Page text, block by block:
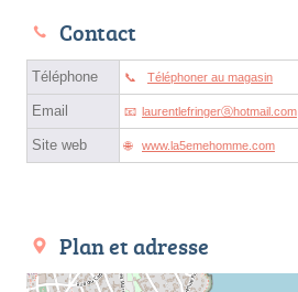
Contact
Téléphone Téléphoner au magasin
Email laurentlefringerⓐhotmail.com
Site web www.la5emehomme.com
Plan et adresse